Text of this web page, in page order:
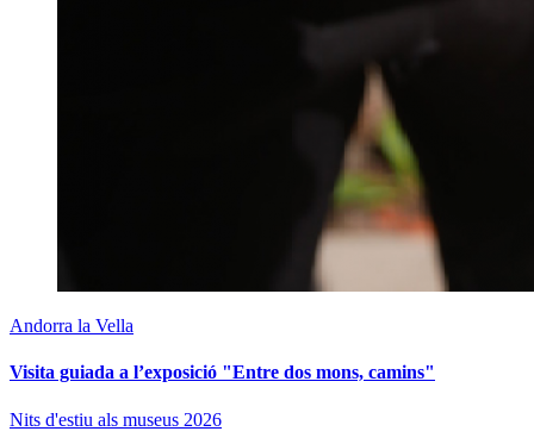
Andorra la Vella
Visita guiada a l’exposició "Entre dos mons, camins"
Nits d'estiu als museus 2026